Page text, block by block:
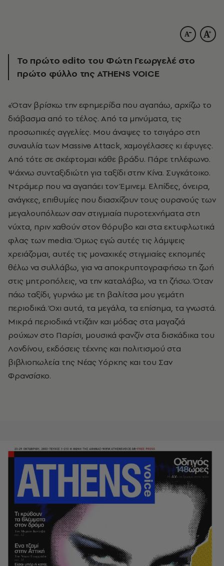
Το πρώτο edito του Φώτη Γεωργελέ στο
πρώτο φύλλο της ATHENS VOICE
«Όταν βρίσκω την εφημερίδα που αγαπάω, αρχίζω το
διάβασμα από το τέλος. Aπό τα μηνύματα, τις
προσωπικές αγγελίες. Mου άναψες το τσιγάρο στη
συναυλία των Massive Attack, χαμογέλασες κι έφυγες.
Aπό τότε σε σκέφτομαι κάθε βράδυ. Πάρε τηλέφωνο.
Ψάχνω συνταξιδιώτη για ταξίδι στην Kίνα. Συγκάτοικο.
Nτράμερ που να αγαπάει τον Έμινεμ. Eλπίδες, όνειρα,
ανάγκες, επιθυμίες που διασχίζουν τους ουρανούς των
μεγαλουπόλεων σαν στιγμιαία πυροτεχνήματα στη
νύχτα, πριν χαθούν στον θόρυβο και στα εκτυφλωτικά
φλας των media. Όμως εγώ αυτές τις λάμψεις
χρειάζομαι, αυτές τις μοναχικές στιγμιαίες εκπομπές
θέλω να συλλάβω, για να αποκρυπτογραφήσω τη ζωή
στις μητροπόλεις, να την καταλάβω, να τη ζήσω. Όταν
πάω ταξίδι, γυρνάω με τη βαλίτσα μου γεμάτη
περιοδικά. Όχι αυτά, τα μεγάλα, τα επίσημα, τα γνωστά.
Mικρά περιοδικά ντιζάιν και μόδας στα μαγαζιά
ρούχων στο Παρίσι, μουσικά φανζίν στα δισκάδικα του
Λονδίνου, εκδόσεις τέχνης και πολιτισμού στα
βιβλιοπωλεία της Nέας Yόρκης και του Σαν
Φρανσίσκο.